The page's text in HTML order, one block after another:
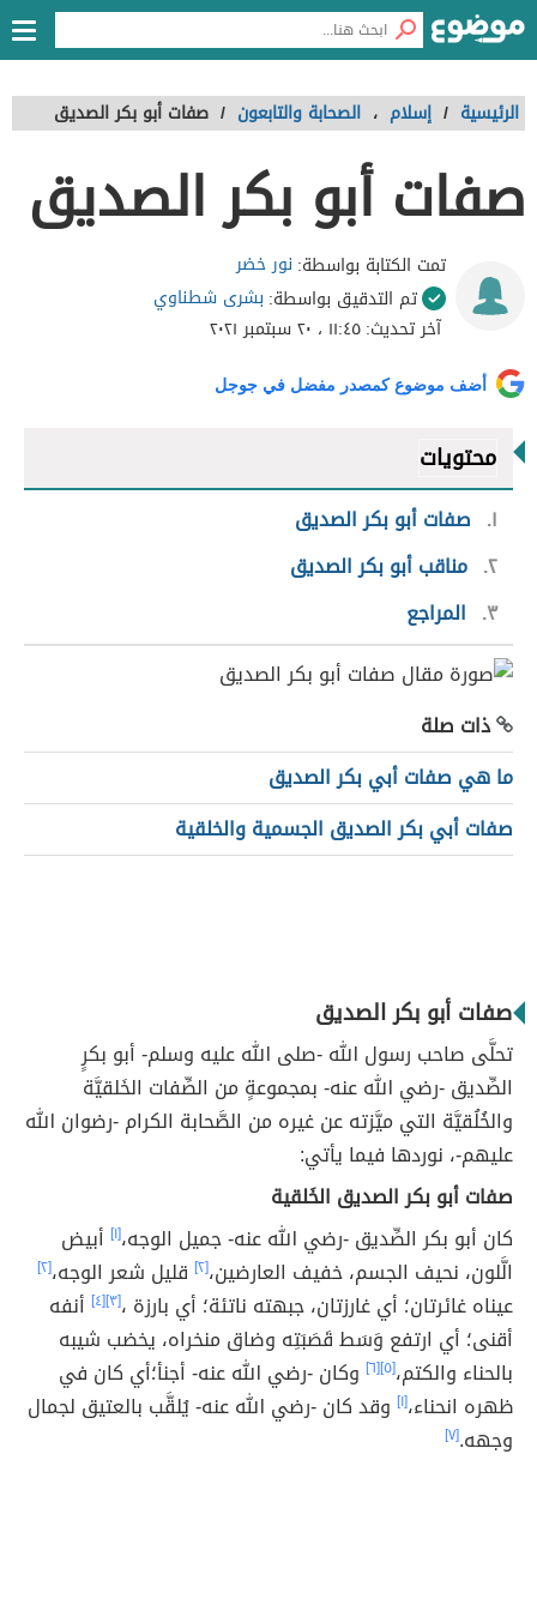
الرئيسية / إسلام ، الصحابة والتابعون / صفات أبو بكر الصديق
صفات أبو بكر الصديق
تمت الكتابة بواسطة: نور خضر
تم التدقيق بواسطة: بشرى شطناوي
آخر تحديث:١١:٤٥ ، ٢٠ سبتمبر ٢٠٢١
أضف موضوع كمصدر مفضل في جوجل
محتويات
١
صفات أبو بكر الصديق
٢ مناقب أبو بكر الصديق
٣
المراجع
ذات صلة
ما هي صفات أبي بكر الصديق
صفات أبي بكر الصديق الجسمية والخلقية
صفات أبو بكر الصديق
تحلَّى صاحب رسول الله -صلى الله عليه وسلم- أبو بكرٍ
الصِّديق -رضي الله عنه- بمجموعةٍ من الصِّفات الخَلقيَّة
والخُلُقيَّة التي ميَّزته عن غيره من الصَّحابة الكرام -رضوان الله
عليهم-، نوردها فيما يأتي:
صفات أبو بكر الصديق الخَلقية
كان أبو بكر الصِّديق -رضي الله عنه- جميل الوجه،[١] أبيض
الَّلون، نحيف الجسم، خفيف العارضين،[٢] قليل شعر الوجه،[٢]
عيناه غائرتان؛ أي غارزتان، جبهته ناتئة؛ أي بارزة ،[٣] [٤]
أنفه
أقنى؛ أي ارتفع وَسَط قَصَبَتِه وضاق منخراه، يخضب شيبه
بالحناء والكتم،[٥] [٦]
وكان -رضي الله عنه- أجنأ؛أي كان في
ظهره انحناء،[١] وقد كان -رضي الله عنه- يُلقَّب بالعتيق لجمال
وجهه.[٧]